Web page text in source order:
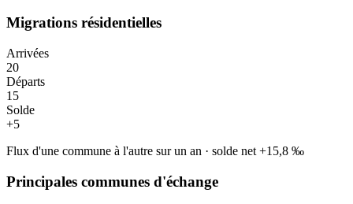
Migrations résidentielles
Arrivées
20
Départs
15
Solde
+5
Flux d'une commune à l'autre sur un an · solde net +15,8 ‰
Principales communes d'échange